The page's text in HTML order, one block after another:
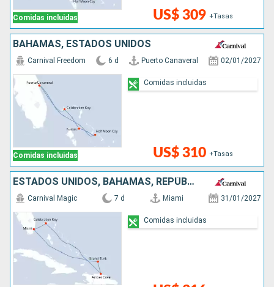
Comidas incluidas US$ 309 +Tasas
BAHAMAS, ESTADOS UNIDOS
Comidas incluidas
Carnival Freedom 6 d Puerto Canaveral 02/01/2027
US$ 310 +Tasas
Comidas incluidas
ESTADOS UNIDOS, BAHAMAS, REPÚBLICA DOMINICANA
Carnival Magic 7 d Miami 31/01/2027
Comidas incluidas